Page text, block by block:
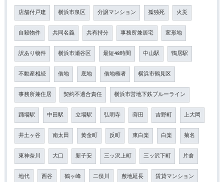
店舗付戸建 横浜市泉区 分譲マンション 孤独死 火災
自殺物件 共同名義 共有持分 事務所兼居宅 変形地
訳あり物件 横浜市瀬谷区 最短48時間 中山駅 鴨居駅
不動産相続 借地 底地 借地権者 横浜市鶴見区
事務所兼住居 契約不適合責任 横浜市営地下鉄ブルーライン
踊場駅 中田駅 立場駅 弘明寺 蒔田 吉野町 上大岡
井土ヶ谷 南太田 黄金町 反町 東白楽 白楽 菊名
東神奈川 大口 新子安 三ッ沢上町 三ッ沢下町 片倉
地代 西谷 鶴ヶ峰 二俣川 敷地延長 賃貸マンション